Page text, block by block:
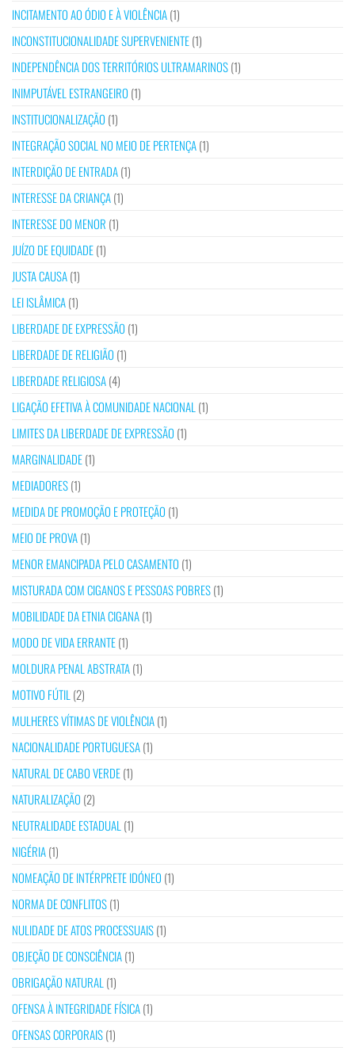
INCITAMENTO AO ÓDIO E À VIOLÊNCIA(1)
INCONSTITUCIONALIDADE SUPERVENIENTE(1)
INDEPENDÊNCIA DOS TERRITÓRIOS ULTRAMARINOS(1)
INIMPUTÁVEL ESTRANGEIRO (1)
INSTITUCIONALIZAÇÃO (1)
INTEGRAÇÃO SOCIAL NO MEIO DE PERTENÇA(1)
INTERDIÇÃO DE ENTRADA(1)
INTERESSE DA CRIANÇA(1)
INTERESSE DO MENOR (1)
JUÍZO DE EQUIDADE(1)
JUSTA CAUSA(1)
LEI ISLÂMICA(1)
LIBERDADE DE EXPRESSÃO (1)
LIBERDADE DE RELIGIÃO (1)
LIBERDADE RELIGIOSA(4)
LIGAÇÃO EFETIVA À COMUNIDADE NACIONAL (1)
LIMITES DA LIBERDADE DE EXPRESSÃO (1)
MARGINALIDADE(1)
MEDIADORES(1)
MEDIDA DE PROMOÇÃO E PROTEÇÃO (1)
MEIO DE PROVA(1)
MENOR EMANCIPADA PELO CASAMENTO (1)
MISTURADA COM CIGANOS E PESSOAS POBRES(1)
MOBILIDADE DA ETNIA CIGANA(1)
MODO DE VIDA ERRANTE(1)
MOLDURA PENAL ABSTRATA(1)
MOTIVO FÚTIL (2)
MULHERES VÍTIMAS DE VIOLÊNCIA(1)
NACIONALIDADE PORTUGUESA(1)
NATURAL DE CABO VERDE(1)
NATURALIZAÇÃO (2)
NEUTRALIDADE ESTADUAL (1)
NIGÉRIA(1)
NOMEAÇÃO DE INTÉRPRETE IDÓNEO (1)
NORMA DE CONFLITOS(1)
NULIDADE DE ATOS PROCESSUAIS(1)
OBJEÇÃO DE CONSCIÊNCIA(1)
OBRIGAÇÃO NATURAL (1)
OFENSA À INTEGRIDADE FÍSICA(1)
OFENSAS CORPORAIS(1)